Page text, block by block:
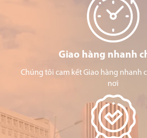
Giao hàng nhanh
Chúng tôi cam kết Giao hàng nhanh
nơi